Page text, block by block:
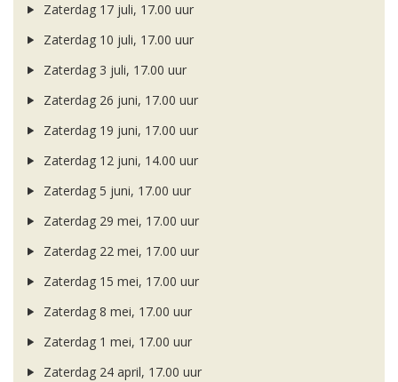
Zaterdag 17 juli, 17.00 uur
Zaterdag 10 juli, 17.00 uur
Zaterdag 3 juli, 17.00 uur
Zaterdag 26 juni, 17.00 uur
Zaterdag 19 juni, 17.00 uur
Zaterdag 12 juni, 14.00 uur
Zaterdag 5 juni, 17.00 uur
Zaterdag 29 mei, 17.00 uur
Zaterdag 22 mei, 17.00 uur
Zaterdag 15 mei, 17.00 uur
Zaterdag 8 mei, 17.00 uur
Zaterdag 1 mei, 17.00 uur
Zaterdag 24 april, 17.00 uur